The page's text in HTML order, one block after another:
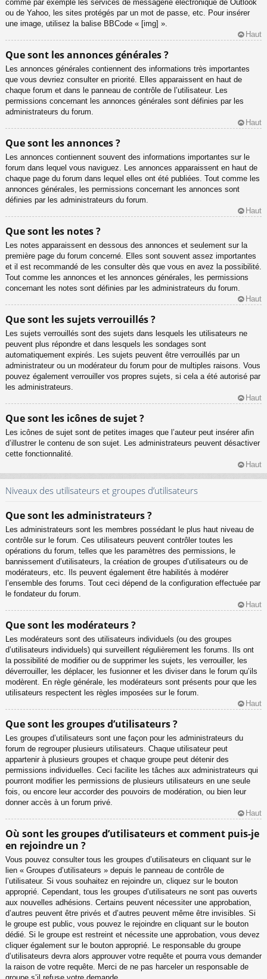
comme par exemple les services de messagerie électronique de Outlook
ou de Yahoo, les sites protégés par un mot de passe, etc. Pour insérer
une image, utilisez la balise BBCode « [img] ».
Haut
Que sont les annonces générales ?
Les annonces générales contiennent des informations très importantes
que vous devriez consulter en priorité. Elles apparaissent en haut de
chaque forum et dans le panneau de contrôle de l’utilisateur. Les
permissions concernant les annonces générales sont définies par les
administrateurs du forum.
Haut
Que sont les annonces ?
Les annonces contiennent souvent des informations importantes sur le
forum dans lequel vous naviguez. Les annonces apparaissent en haut de
chaque page du forum dans lequel elles ont été publiées. Tout comme les
annonces générales, les permissions concernant les annonces sont
définies par les administrateurs du forum.
Haut
Que sont les notes ?
Les notes apparaissent en dessous des annonces et seulement sur la
première page du forum concerné. Elles sont souvent assez importantes
et il est recommandé de les consulter dès que vous en avez la possibilité.
Tout comme les annonces et les annonces générales, les permissions
concernant les notes sont définies par les administrateurs du forum.
Haut
Que sont les sujets verrouillés ?
Les sujets verrouillés sont des sujets dans lesquels les utilisateurs ne
peuvent plus répondre et dans lesquels les sondages sont
automatiquement expirés. Les sujets peuvent être verrouillés par un
administrateur ou un modérateur du forum pour de multiples raisons. Vous
pouvez également verrouiller vos propres sujets, si cela a été autorisé par
les administrateurs.
Haut
Que sont les icônes de sujet ?
Les icônes de sujet sont de petites images que l’auteur peut insérer afin
d’illustrer le contenu de son sujet. Les administrateurs peuvent désactiver
cette fonctionnalité.
Haut
Niveaux des utilisateurs et groupes d’utilisateurs
Que sont les administrateurs ?
Les administrateurs sont les membres possédant le plus haut niveau de
contrôle sur le forum. Ces utilisateurs peuvent contrôler toutes les
opérations du forum, telles que les paramètres des permissions, le
bannissement d’utilisateurs, la création de groupes d’utilisateurs ou de
modérateurs, etc. Ils peuvent également être habilités à modérer
l’ensemble des forums. Tout ceci dépend de la configuration effectuée par
le fondateur du forum.
Haut
Que sont les modérateurs ?
Les modérateurs sont des utilisateurs individuels (ou des groupes
d’utilisateurs individuels) qui surveillent régulièrement les forums. Ils ont
la possibilité de modifier ou de supprimer les sujets, les verrouiller, les
déverrouiller, les déplacer, les fusionner et les diviser dans le forum qu’ils
modèrent. En règle générale, les modérateurs sont présents pour que les
utilisateurs respectent les règles imposées sur le forum.
Haut
Que sont les groupes d’utilisateurs ?
Les groupes d’utilisateurs sont une façon pour les administrateurs du
forum de regrouper plusieurs utilisateurs. Chaque utilisateur peut
appartenir à plusieurs groupes et chaque groupe peut détenir des
permissions individuelles. Ceci facilite les tâches aux administrateurs qui
pourront modifier les permissions de plusieurs utilisateurs en une seule
fois, ou encore leur accorder des pouvoirs de modération, ou bien leur
donner accès à un forum privé.
Haut
Où sont les groupes d’utilisateurs et comment puis-je
en rejoindre un ?
Vous pouvez consulter tous les groupes d’utilisateurs en cliquant sur le
lien « Groupes d’utilisateurs » depuis le panneau de contrôle de
l’utilisateur. Si vous souhaitez en rejoindre un, cliquez sur le bouton
approprié. Cependant, tous les groupes d’utilisateurs ne sont pas ouverts
aux nouvelles adhésions. Certains peuvent nécessiter une approbation,
d’autres peuvent être privés et d’autres peuvent même être invisibles. Si
le groupe est public, vous pouvez le rejoindre en cliquant sur le bouton
dédié. Si le groupe est restreint et nécessite une approbation, vous devez
cliquer également sur le bouton approprié. Le responsable du groupe
d’utilisateurs devra alors approuver votre requête et pourra vous demander
la raison de votre requête. Merci de ne pas harceler un responsable de